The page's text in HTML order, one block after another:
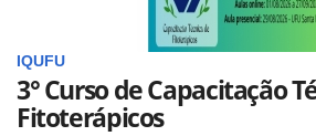
IQUFU
3° Curso de Capacitação
Fitoterápicos